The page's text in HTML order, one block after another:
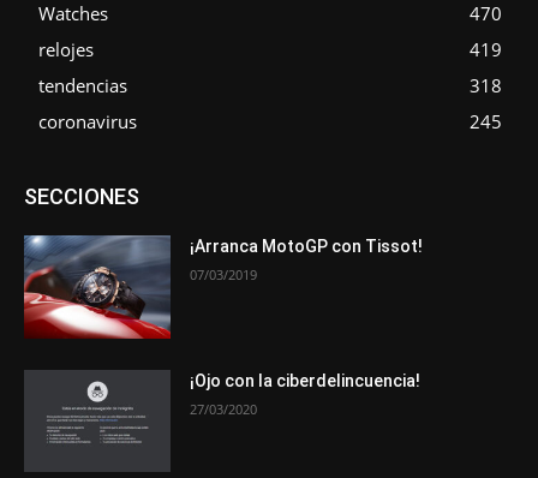
Watches
470
relojes
419
tendencias
318
coronavirus
245
SECCIONESAsociaciones
Novedades
Opiniones Premios Secciones
¡Arranca MotoGP con Tissot!
07/03/2019
¡Ojo con la ciberdelincuencia!
27/03/2020